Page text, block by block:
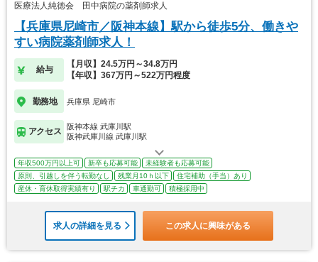
医療法人純徳会 田中病院の薬剤師求人
【兵庫県尼崎市／阪神本線】駅から徒歩5分、働きや
すい病院薬剤師求人！
給与
【月収】24.5万円～34.8万円
【年収】367万円～522万円程度
勤務地 兵庫県 尼崎市
アクセス
阪神本線 武庫川駅
阪神武庫川線 武庫川駅
年収500万円以上可 新卒も応募可能
未経験者も応募可能
原則、引越しを伴う転勤なし
残業月10ｈ以下
住宅補助（手当）あり
産休・育休取得実績有り
駅チカ 車通勤可 積極採用中
求人の詳細を見る この求人に興味がある